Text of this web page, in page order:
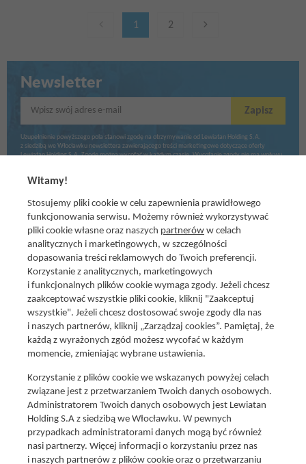
1 2
Newsletter
Wpisz swój adres e-mail Zapisz
Uzupełnienie powyższego pola stanowi zgodę na otrzymywanie od Lewiatan Holding S.A.
z siedzibą we Włocławku newslettera zawierającego treści marketingowe dotyczące oferty
Lewiatan Holding S.A. Zgodę można wycofać w każdym czasie. Wycofanie zgody nie ma wpływu
Social media
Znajdź nas na:
Promocje i oferty
Aktualna gazetka
Gotuję z Lewiatanem
Znajdź sklep
Aplikacja Mój Lewiatan
Karta Mój Lewiatan
Witamy!
Stosujemy pliki cookie w celu zapewnienia prawidłowego
funkcjonowania serwisu. Możemy również wykorzystywać
pliki cookie własne oraz naszych partnerów w celach
analitycznych i marketingowych, w szczególności
dopasowania treści reklamowych do Twoich preferencji.
Korzystanie z analitycznych, marketingowych
i funkcjonalnych plików cookie wymaga zgody. Jeżeli chcesz
zaakceptować wszystkie pliki cookie, kliknij "Zaakceptuj
wszystkie". Jeżeli chcesz dostosować swoje zgody dla nas
i naszych partnerów, kliknij „Zarządzaj cookies”. Pamiętaj, że
każdą z wyrażonych zgód możesz wycofać w każdym
momencie, zmieniając wybrane ustawienia.
Korzystanie z plików cookie we wskazanych powyżej celach
związane jest z przetwarzaniem Twoich danych osobowych.
Administratorem Twoich danych osobowych jest Lewiatan
Holding S.A z siedzibą we Włocławku. W pewnych
przypadkach administratorami danych mogą być również
nasi partnerzy. Więcej informacji o korzystaniu przez nas
i naszych partnerów z plików cookie oraz o przetwarzaniu